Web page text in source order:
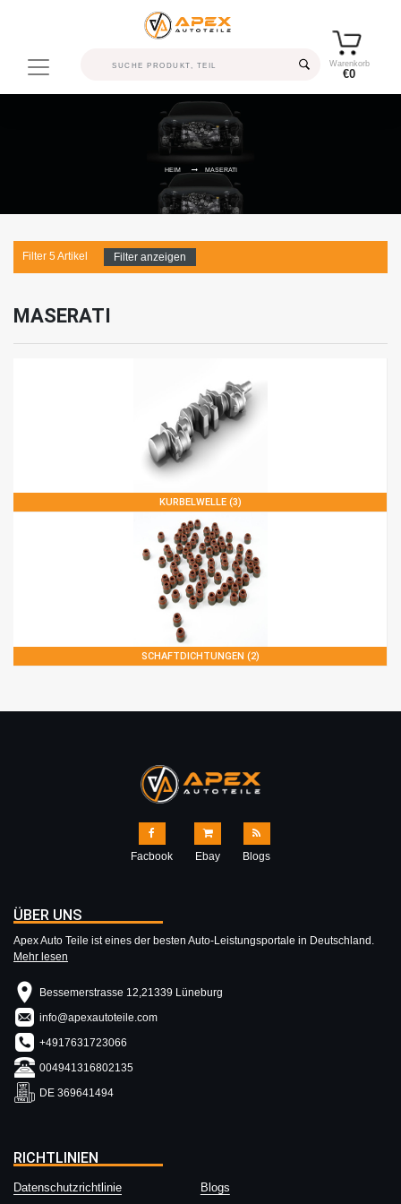
Warenkorb
€0
HEIM MASERATI
Filter 5 Artikel Filter anzeigen
MASERATI
KURBELWELLE (3)
SCHAFTDICHTUNGEN (2)
Facbook Ebay Blogs
ÜBER UNS
Apex Auto Teile ist eines der besten Auto-Leistungsportale in Deutschland.
Mehr lesen
Bessemerstrasse 12,21339 Lüneburg
info@apexautoteile.com
+4917631723066
004941316802135
DE 369641494
RICHTLINIEN
Datenschutzrichtlinie Blogs